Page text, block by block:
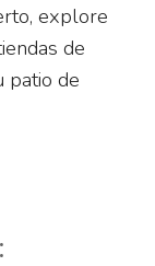
explore
de
patio de